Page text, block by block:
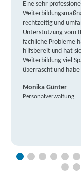
Eine sehr
rechtzeitig und
Unterstützung vom
fachliche Probleme
hilfsbereit und hat
Weiterbildung viel
überrascht und
Monika Günter
Personalverwaltung